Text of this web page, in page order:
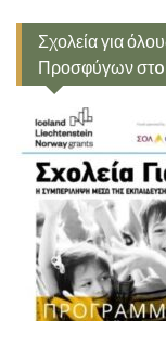
Σχολεία για
Προσφύγων